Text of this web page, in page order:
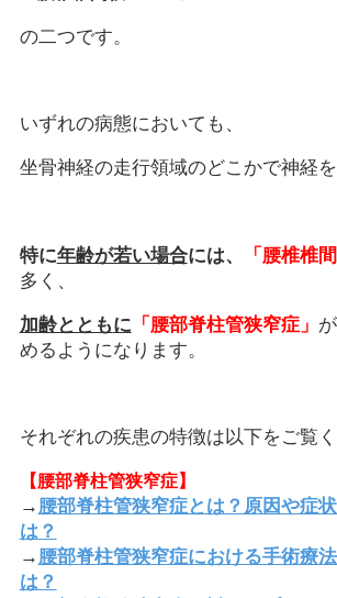
の二つです。
いずれの病態においても、
坐骨神経の走行領域のどこかで神経を
特に年齢が若い場合には、 「腰椎椎
多く、
加齢とともに 「腰部脊柱管狭窄症」
めるようになります。
それぞれの疾患の特徴は以下をご覧く
【腰部脊柱管狭窄症】
→ 腰部脊柱管狭窄症とは？原因や症
は？
→ 腰部脊柱管狭窄症における手術療
は？